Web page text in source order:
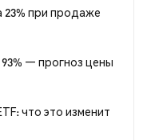
23% при продаже
93% — прогноз цены
что это изменит